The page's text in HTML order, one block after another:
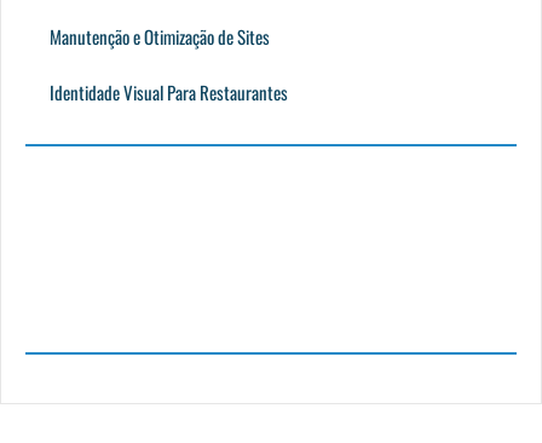
Manutenção e Otimização de Sites
Identidade Visual Para Restaurantes